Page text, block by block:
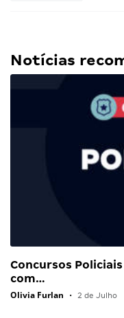
Notícias
Concursos
com…
Olivia Furlan • 2 de Julho